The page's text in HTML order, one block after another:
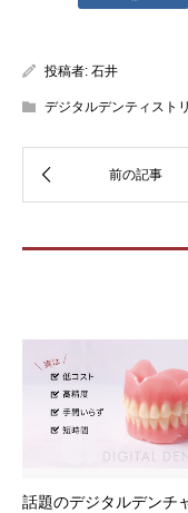
投稿者: 石井
デジタルデンティスト
話題のデジタルデンチ